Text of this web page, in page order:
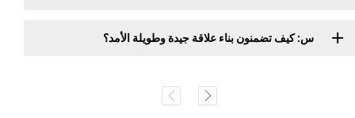
س: كيف تضمنون بناء علاقة جيدة وطويلة الأمد؟